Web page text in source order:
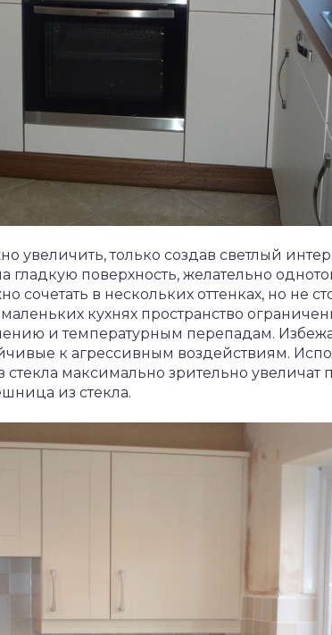
увеличить, только создав светлый
гладкую поверхность, желательно
сочетать в нескольких оттенках, но не
кухнях пространство
и температурным перепадам.
к агрессивным воздействиям.
максимально зрительно увеличат
из стекла.